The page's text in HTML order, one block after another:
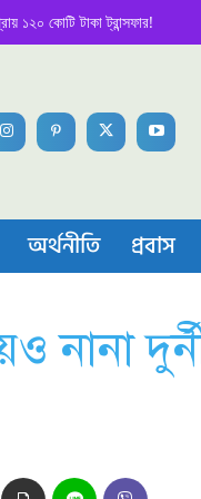
টাকা ট্রান্সফার!
অর্থনীতি প্রবাস
নানা